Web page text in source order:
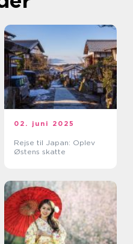
02. juni 2025
Rejse til Japan: Oplev
Østens skatte